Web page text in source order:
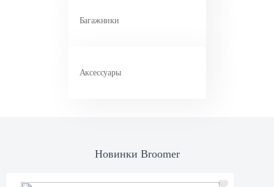
Багажники
Аксессуары
Новинки Broomer